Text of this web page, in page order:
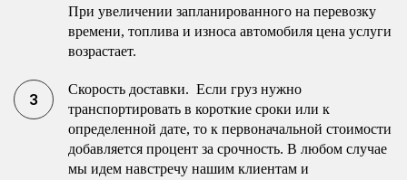
При увеличении запланированного на перевозку
времени, топлива и износа автомобиля цена услуги
возрастает.
Скорость доставки. Если груз нужно
транспортировать в короткие сроки или к
определенной дате, то к первоначальной стоимости
добавляется процент за срочность. В любом случае
мы идем навстречу нашим клиентам и